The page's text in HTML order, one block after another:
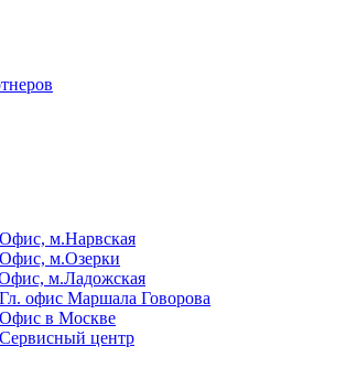
Офис, м.Нарвская
Офис, м.Озерки
м.Ладожская
Гл. офис Маршала Говорова
Офис в Москве
Сервисный центр